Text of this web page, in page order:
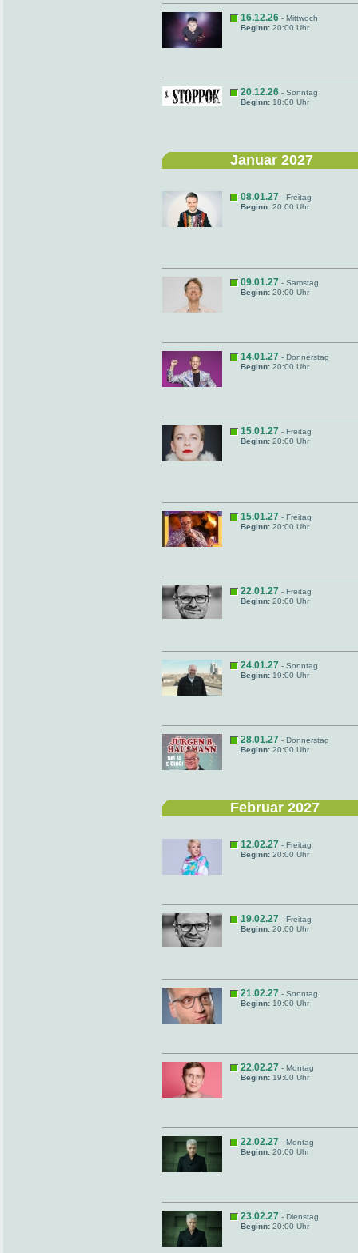
16.12.26 - Mittwoch
Beginn: 20:00 Uhr
20.12.26 - Sonntag
Beginn: 18:00 Uhr
Januar 2027
08.01.27 - Freitag
Beginn: 20:00 Uhr
09.01.27 - Samstag
Beginn: 20:00 Uhr
14.01.27 - Donnerstag
Beginn: 20:00 Uhr
15.01.27 - Freitag
Beginn: 20:00 Uhr
15.01.27 - Freitag
Beginn: 20:00 Uhr
22.01.27 - Freitag
Beginn: 20:00 Uhr
24.01.27 - Sonntag
Beginn: 19:00 Uhr
28.01.27 - Donnerstag
Beginn: 20:00 Uhr
Februar 2027
12.02.27 - Freitag
Beginn: 20:00 Uhr
19.02.27 - Freitag
Beginn: 20:00 Uhr
21.02.27 - Sonntag
Beginn: 19:00 Uhr
22.02.27 - Montag
Beginn: 19:00 Uhr
22.02.27 - Montag
Beginn: 20:00 Uhr
23.02.27 - Dienstag
Beginn: 20:00 Uhr